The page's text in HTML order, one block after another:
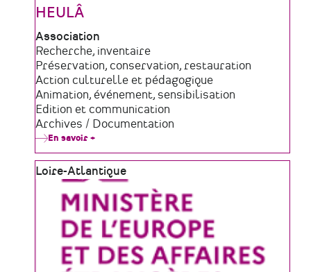
HEULÂ
Type
de
structure
Association
Domaine
d'activité
Recherche, inventaire
Préservation, conservation, restauration
Action culturelle et pédagogique
Animation, événement, sensibilisation
Edition et communication
Archives / Documentation
En savoir +
Zone
géographique
Loire-Atlantique